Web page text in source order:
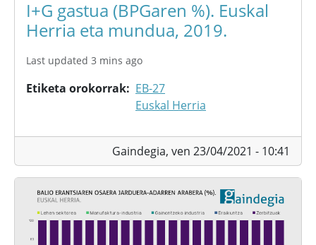
I+G gastua (BPGaren %). Euskal
Herria eta mundua, 2019.
Last updated 3 mins ago
Etiketa orokorrak
EB-27
Euskal Herria
Gaindegia, ven 23/04/2021 - 10:41